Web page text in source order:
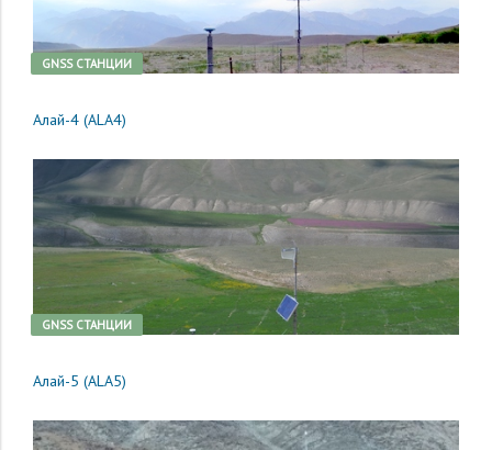
GNSS CТАНЦИИ
Алай-4 (ALA4)
GNSS CТАНЦИИ
Алай-5 (ALA5)